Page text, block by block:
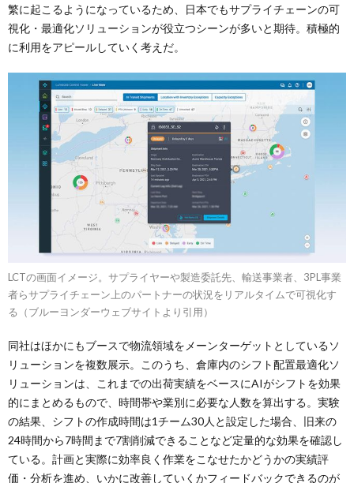
繁に起こるようになっているため、日本でもサプライチェーンの可
視化・最適化ソリューションが役立つシーンが多いと期待。積極的
に利用をアピールしていく考えだ。
LCTの画面イメージ。サプライヤーや製造委託先、輸送事業者、3PL事業
者らサプライチェーン上のパートナーの状況をリアルタイムで可視化す
る（ブルーヨンダーウェブサイトより引用）
同社はほかにもブースで物流領域をメーンターゲットとしているソ
リューションを複数展示。このうち、倉庫内のシフト配置最適化ソ
リューションは、これまでの出荷実績をベースにAIがシフトを効果
的にまとめるもので、時間帯や業別に必要な人数を算出する。実験
の結果、シフトの作成時間は1チーム30人と設定した場合、旧来の
24時間から7時間まで7割削減できることなど定量的な効果を確認し
ている。計画と実際に効率良く作業をこなせたかどうかの実績評
価・分析を進め、いかに改善していくかフィードバックできるのが